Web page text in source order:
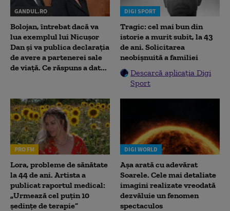
GANDUL.RO
Bolojan, întrebat dacă va
lua exemplul lui Nicușor
Dan și va publica declarația
de avere a partenerei sale
de viață. Ce răspuns a dat...
DIGI SPORT
Tragic: cel mai bun din
istorie a murit subit, la 43
de ani. Solicitarea
neobișnuită a familiei
Descarcă aplicația Digi
Sport
PRO FM
Lora, probleme de sănătate
la 44 de ani. Artista a
publicat raportul medical:
„Urmează cel puțin 10
ședințe de terapie”
DIGI WORLD
Așa arată cu adevărat
Soarele. Cele mai detaliate
imagini realizate vreodată
dezvăluie un fenomen
spectaculos